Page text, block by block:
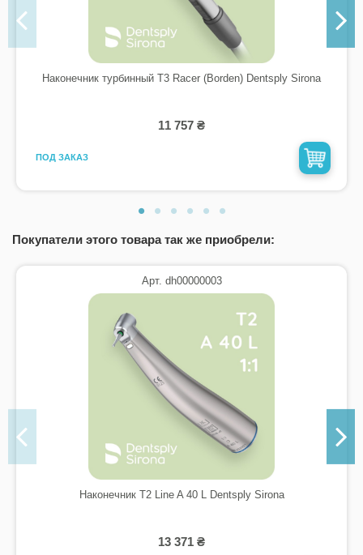
Наконечник турбинный T3 Racer (Borden) Dentsply Sirona
11 757 ₴
ПОД ЗАКАЗ
Покупатели этого товара так же приобрели:
Арт. dh00000003
Наконечник T2 Line A 40 L Dentsply Sirona
13 371 ₴